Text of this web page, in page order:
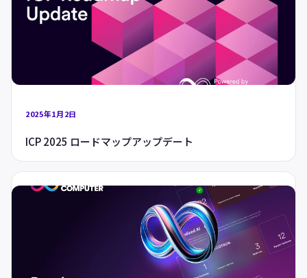
2025年1月2日
ICP 2025 ロードマップアップデート